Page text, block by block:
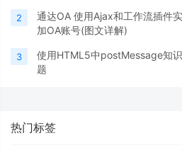
2
通达OA 使用Ajax和工作流插件
加OA账号(图文详解)
3
使用HTML5中postMessage知
题
热门标签